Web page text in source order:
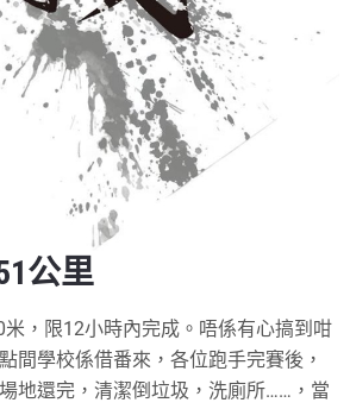
公里
，限12小時內完成。唔係有心搞到咁
間學校係借番來，各位跑手完賽後，
地還完，清潔倒垃圾，洗廁所……，當